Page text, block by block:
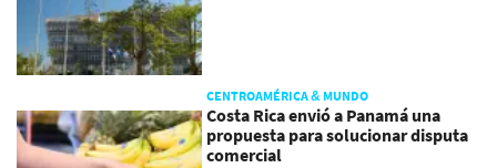
CENTROAMÉRICA & MUNDO
Costa Rica envió a Panamá una
propuesta para solucionar disputa
comercial